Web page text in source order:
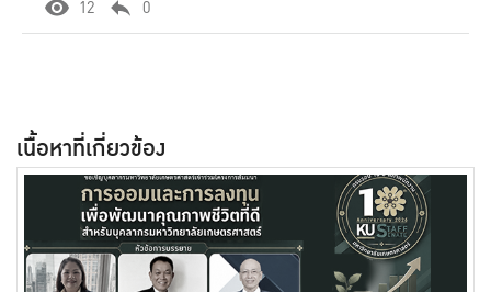
12 0
เนื้อหาที่เกี่ยวข้อง